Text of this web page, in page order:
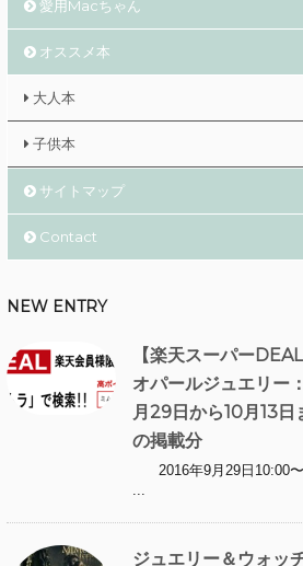
愛用Macちゃん
オススメ本
大人本
子供本
サイトマップ
Contact
NEW ENTRY
【楽天スーパーDEAL
オパールジュエリー
月29日から10月13日
の掲載分
2016年9月29日10:00〜
...
ジュエリー＆ウォッ